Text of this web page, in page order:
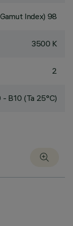
Index) 98
3500 K
2
B10 (Ta 25°C)